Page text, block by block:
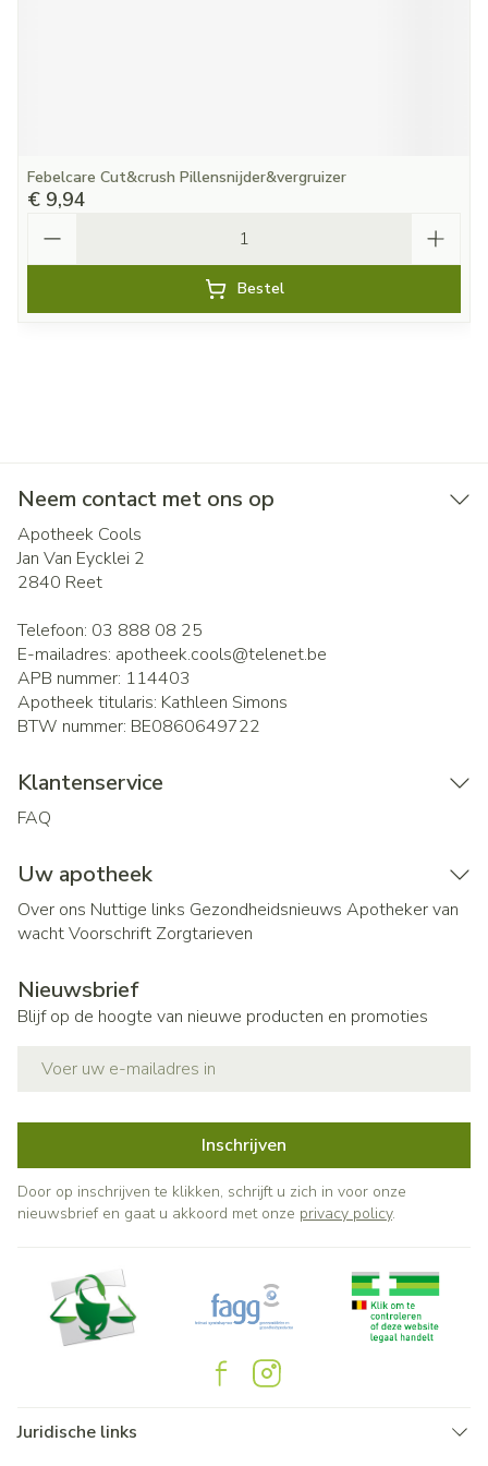
Febelcare Cut&crush Pillensnijder&vergruizer
€ 9,94
Bestel
Neem contact met ons op
Apotheek Cools
Jan Van Eycklei 2
2840 Reet
Telefoon: 03 888 08 25
E-mailadres: apotheek.cools@telenet.be
APB nummer: 114403
Apotheek titularis: Kathleen Simons
BTW nummer: BE0860649722
Klantenservice
FAQ
Uw apotheek
Over ons Nuttige links Gezondheidsnieuws Apotheker van
wachtVoorschrift Zorgtarieven
Nieuwsbrief
Blijf op de hoogte van nieuwe producten en promoties
Inschrijven
Door op inschrijven te klikken, schrijft u zich in voor onze
nieuwsbrief en gaat u akkoord met onze privacy policy.
Juridische links